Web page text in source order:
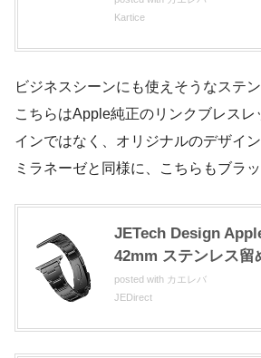
Kartice
ビジネスシーンにも使えそうなステ
こちらはApple純正のリンクブレス
インではなく、オリジナルのデザイン
ミラネーゼと同様に、こちらもブラ
JETech Design
42mm ステンレス留
posted with カエレバ
JEDirect